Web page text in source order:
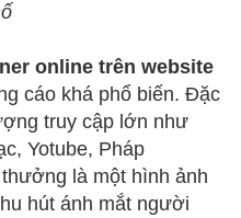
online trên website
cáo khá phổ biến. Đặc
truy cập lớn như
Yotube, Pháp
là một hình ảnh
hút ánh mắt người